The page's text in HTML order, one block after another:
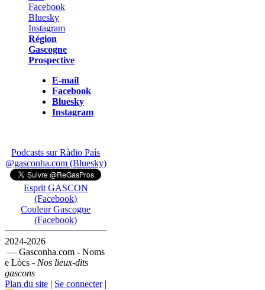
Région
Gascogne
Prospective
E-mail
Facebook
Bluesky
Instagram
Podcasts sur Ràdio País
@gasconha.com (Bluesky)
Esprit GASCON
(Facebook)
Couleur Gascogne
(Facebook)
2024-2026
— Gasconha.com - Noms
e Lòcs - Nos lieux-dits
gascons
Plan du site | Se connecter|